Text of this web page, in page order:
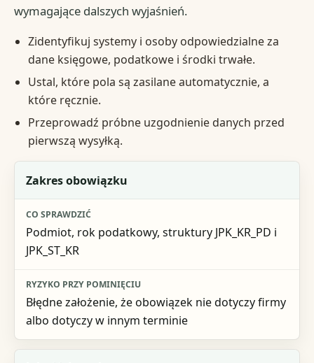
wymagające dalszych wyjaśnień.
Zidentyfikuj systemy i osoby odpowiedzialne za
dane księgowe, podatkowe i środki trwałe.
Ustal, które pola są zasilane automatycznie, a
które ręcznie.
Przeprowadź próbne uzgodnienie danych przed
pierwszą wysyłką.
Etap
Co sprawdzić
Ryzyko przy pominięciu
Zakres obowiązku
Podmiot, rok podatkowy, struktury JPK_KR_PD i
JPK_ST_KR
Błędne założenie, że obowiązek nie dotyczy firmy
albo dotyczy w innym terminie